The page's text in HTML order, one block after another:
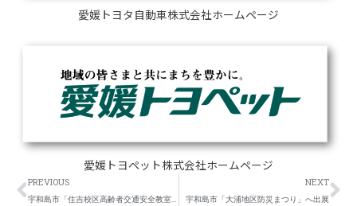
愛媛トヨタ自動車株式会社ホームページ
愛媛トヨペット株式会社ホームページ
Prev
PREVIOUS
宇和島市「住吉校区高齢者交通安全教室」へ出展
NEXT
宇和島市「大浦地区防災まつり」へ出展